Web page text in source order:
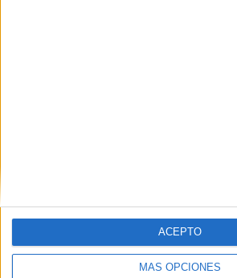
MÁS OPCIONES
ACEPTO
Y como regalo de agradecimiento, por
gratis una copia de nuestro ebook con
primer año de universidad